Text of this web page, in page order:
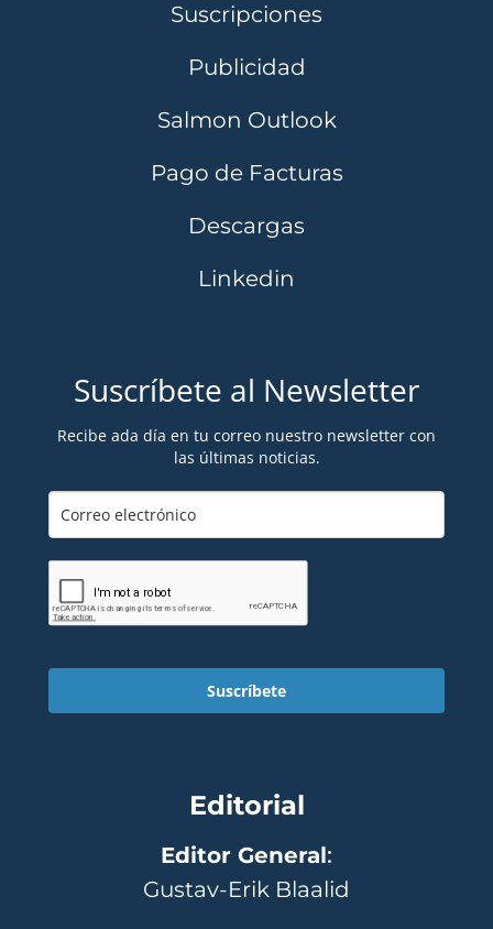
Suscripciones
Publicidad
Salmon Outlook
Pago de Facturas
Descargas
Linkedin
Suscríbete al Newsletter
Recibe ada día en tu correo nuestro newsletter con
las últimas noticias.
Suscríbete
Editorial
Editor General:
Gustav-Erik Blaalid